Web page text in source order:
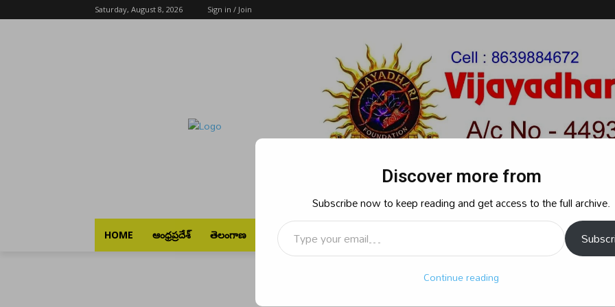
Saturday, August 8, 2026 Sign in / Join
HOME ఆంధ్రప్రదేశ్ తెలంగాణ భారత్ రాజకీయం క్రైమ్ బిజినెస్
Discover more from
Subscribe now to keep reading and get access to the full archive.
Type your email…
Continue reading